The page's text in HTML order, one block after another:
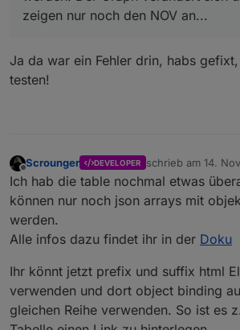
zeigen nur noch den NOV an...
Ja da war ein Fehler drin, habs
testen!
Offline
Scrounger DEVELOPER schrieb am 14.
zuletzt editiert von
Ich hab die table nochmal etwas
können nur noch json arrays mit
werden.
Alle infos dazu findet ihr in der Doku
Ihr könnt jetzt prefix und suffix html
verwenden und dort object binding
gleichen Reihe verwenden. So ist es